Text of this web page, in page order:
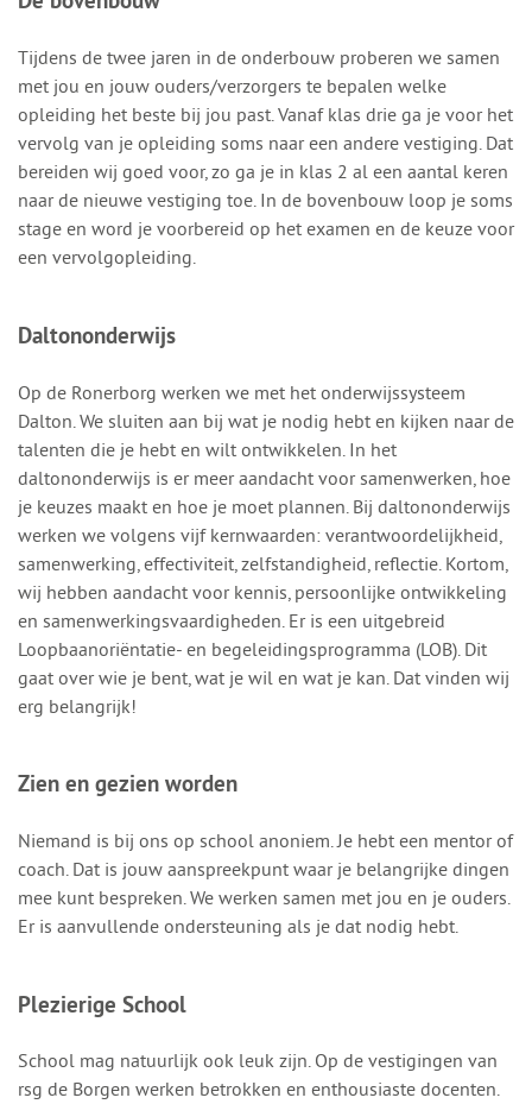
Tijdens de twee jaren in de onderbouw proberen we samen
met jou en jouw ouders/verzorgers te bepalen welke
opleiding het beste bij jou past. Vanaf klas drie ga je voor het
vervolg van je opleiding soms naar een andere vestiging. Dat
bereiden wij goed voor, zo ga je in klas 2 al een aantal keren
naar de nieuwe vestiging toe. In de bovenbouw loop je soms
stage en word je voorbereid op het examen en de keuze voor
een vervolgopleiding.
Daltononderwijs
Op de Ronerborg werken we met het onderwijssysteem
Dalton. We sluiten aan bij wat je nodig hebt en kijken naar de
talenten die je hebt en wilt ontwikkelen. In het
daltononderwijs is er meer aandacht voor samenwerken, hoe
je keuzes maakt en hoe je moet plannen. Bij daltononderwijs
werken we volgens vijf kernwaarden: verantwoordelijkheid,
samenwerking, effectiviteit, zelfstandigheid, reflectie. Kortom,
wij hebben aandacht voor kennis, persoonlijke ontwikkeling
en samenwerkingsvaardigheden. Er is een uitgebreid
Loopbaanoriëntatie- en begeleidingsprogramma (LOB). Dit
gaat over wie je bent, wat je wil en wat je kan. Dat vinden wij
erg belangrijk!
Zien en gezien worden
Niemand is bij ons op school anoniem. Je hebt een mentor of
coach. Dat is jouw aanspreekpunt waar je belangrijke dingen
mee kunt bespreken. We werken samen met jou en je ouders.
Er is aanvullende ondersteuning als je dat nodig hebt.
Plezierige School
School mag natuurlijk ook leuk zijn. Op de vestigingen van
rsg de Borgen werken betrokken en enthousiaste docenten.